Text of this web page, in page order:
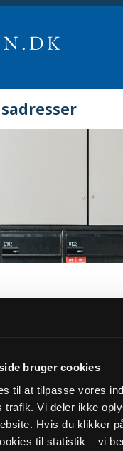
bruger cookies
til at tilpasse vores
trafik. Vi deler ikke
Hvis du klikker
til statistik – vi
navneændring
til:
email adresse: